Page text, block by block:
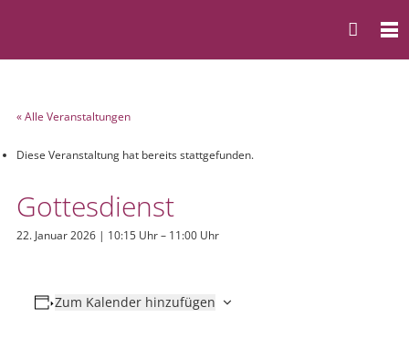
« Alle Veranstaltungen
Diese Veranstaltung hat bereits stattgefunden.
Gottesdienst
22. Januar 2026 | 10:15 Uhr– 11:00 Uhr
Zum Kalender hinzufügen